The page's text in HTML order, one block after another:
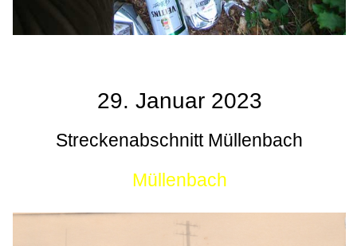
29. Januar 2023
Streckenabschnitt Müllenbach
Müllenbach